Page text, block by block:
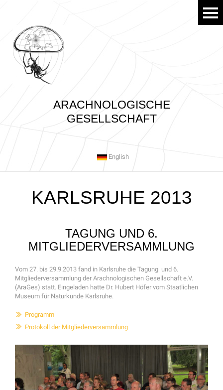
ARACHNOLOGISCHE
GESELLSCHAFT
English
KARLSRUHE 2013
TAGUNG UND 6.
MITGLIEDERVERSAMMLUNG
Vom 27. bis 29.9.2013 fand in Karlsruhe die Tagung und 6.
Mitgliederversammlung der Arachnologischen Gesellschaft e.V.
(AraGes) statt. Eingeladen hatte Dr. Hubert Höfer vom Staatlichen
Museum für Naturkunde Karlsruhe.
Programm
Protokoll der Mitgliederversammlung